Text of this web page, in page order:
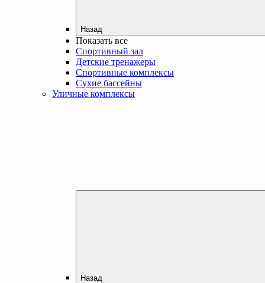
Назад
Показать все
Спортивный зал
Детские тренажеры
Спортивные комплексы
Сухие бассейны
Уличные комплексы
Назад